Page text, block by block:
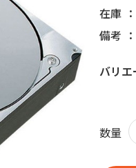
在庫
備考
数量